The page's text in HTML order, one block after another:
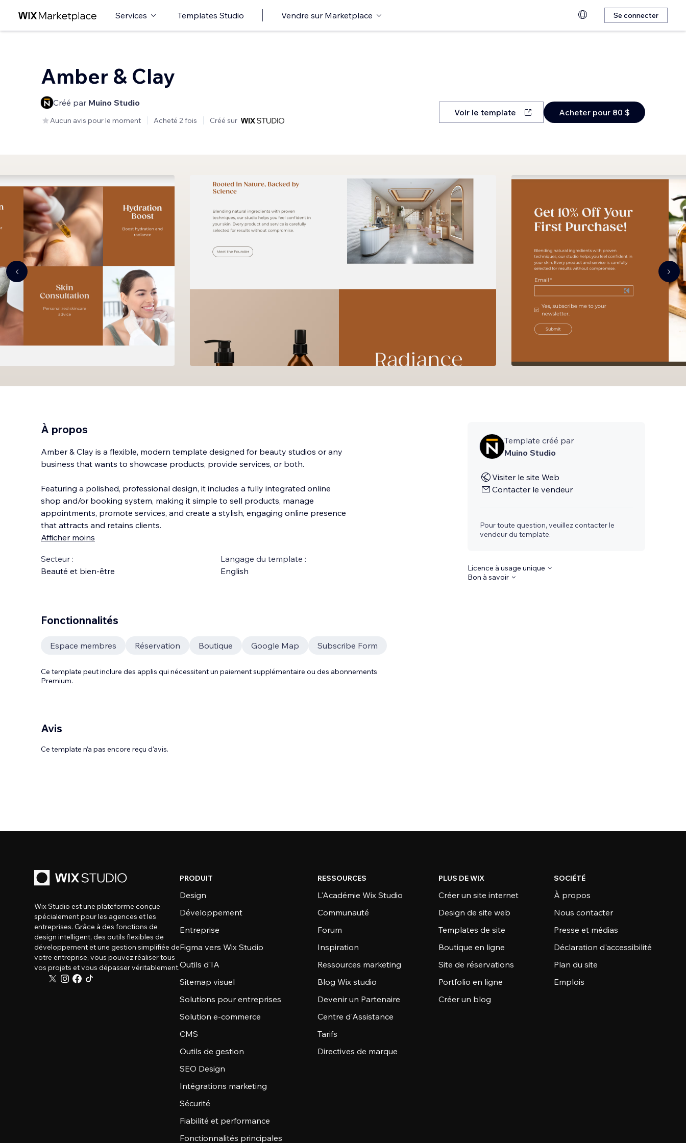
Services Templates Studio Vendre sur Marketplace Se connecter
Amber & Clay
Créé par Muino Studio
Aucun avis pour le moment Acheté 2 fois Créé sur
Voir le template Acheter pour 80 $
À propos
Amber & Clay is a flexible, modern template designed for beauty studios or any
business that wants to showcase products, provide services, or both.
Featuring a polished, professional design, it includes a fully integrated online
shop and/or booking system, making it simple to sell products, manage
appointments, promote services, and create a stylish, engaging online presence
that attracts and retains clients.
Afficher moins
Secteur :
Beauté et bien-être
Langage du template :
English
Template créé par
Muino Studio
Visiter le site Web
Contacter le vendeur
Pour toute question, veuillez contacter le
vendeur du template.
Licence à usage unique
Bon à savoir
Fonctionnalités
Espace membres Réservation Boutique Google Map Subscribe Form
Ce template peut inclure des applis qui nécessitent un paiement supplémentaire ou des abonnements
Premium.
Avis
Ce template n’a pas encore reçu d'avis.
Wix Studio est une plateforme conçue
spécialement pour les agences et les
entreprises. Grâce à des fonctions de
design intelligent, des outils flexibles de
développement et une gestion simplifiée de
votre entreprise, vous pouvez réaliser tous
vos projets et vous dépasser véritablement.
PRODUIT
Design
Développement
Entreprise
Figma vers Wix Studio
Outils d'IA
Sitemap visuel
Solutions pour entreprises
Solution e-commerce
CMS
Outils de gestion
SEO Design
Intégrations marketing
Sécurité
Fiabilité et performance
Fonctionnalités principales
RESSOURCES
L'Académie Wix Studio
Communauté
Forum
Inspiration
Ressources marketing
Blog Wix studio
Devenir un Partenaire
Centre d'Assistance
Tarifs
Directives de marque
PLUS DE WIX
Créer un site internet
Design de site web
Templates de site
Boutique en ligne
Site de réservations
Portfolio en ligne
Créer un blog
SOCIÉTÉ
À propos
Nous contacter
Presse et médias
Déclaration d'accessibilité
Plan du site
Emplois